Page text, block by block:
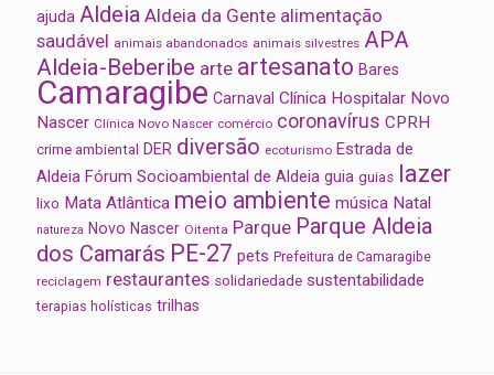
ajuda Aldeia Aldeia da Gente alimentação
saudável animais abandonados animais silvestres APA
Aldeia-Beberibe arte artesanato Bares
Camaragibe Carnaval Clínica Hospitalar Novo
Nascer Clínica Novo Nascer comércio coronavírus CPRH
crime ambiental DER diversão ecoturismo Estrada de
Aldeia Fórum Socioambiental de Aldeia guia guias lazer
lixo Mata Atlântica meio ambiente música Natal
natureza Novo Nascer Oitenta Parque Parque Aldeia
dos Camarás PE-27 pets Prefeitura de Camaragibe
reciclagem restaurantes solidariedade sustentabilidade
terapias holísticas trilhas